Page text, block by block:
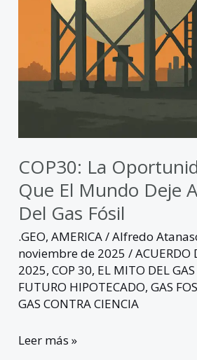
COP30: La
Que El Mundo Deje
Del Gas Fósil
.GEO,AMERICA/Alfredo
noviembre de 2025/ACUERDO
2025,COP 30, EL MITO DEL
FUTURO HIPOTECADO,GAS
GAS CONTRA CIENCIA
Leer más »